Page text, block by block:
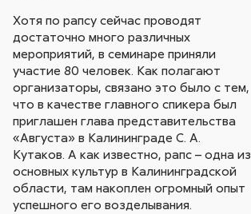
Хотя по рапсу сейчас проводят
достаточно много различных
мероприятий, в семинаре приняли
участие 80 человек. Как полагают
организаторы, связано это было с тем,
что в качестве главного спикера был
приглашен глава представительства
«Августа» в Калининграде С. А.
Кутаков. А как известно, рапс – одна из
основных культур в Калининградской
области, там накоплен огромный опыт
успешного его возделывания.